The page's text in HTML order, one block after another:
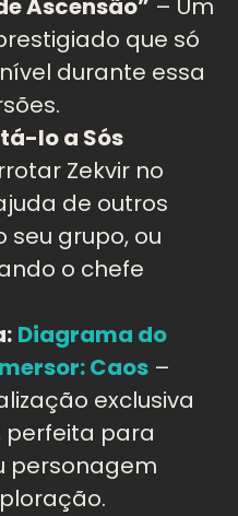
Ascensão” – Um
que só
durante essa
lo a Sós
Zekvir no
de outros
seu grupo, ou
o chefe
Diagrama do
Caos –
exclusiva
perfeita para
personagem